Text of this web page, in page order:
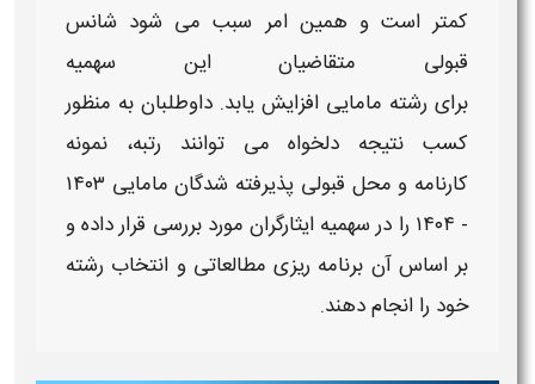
کمتر است و همین امر سبب می شود شانس
قبولی متقاضیان این
برای رشتهماماییافزایش یابد. داوطلبان به منظور
کسب نتیجه دلخواه می توانندرتبه، نمونه
کارنامهو محل قبولی پذیرفته شدگانمامایی۱۴۰۳
را درسهمیه ایثارگرانمورد بررسی قرار داده و
بر اساس آن برنامه ریزی مطالعاتی و انتخاب رشته
خود را انجام دهند.